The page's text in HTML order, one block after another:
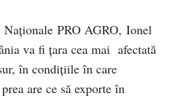
Naționale PRO AGRO, Ionel
va fi țara cea mai afectată
în condițiile în care
are ce să exporte în